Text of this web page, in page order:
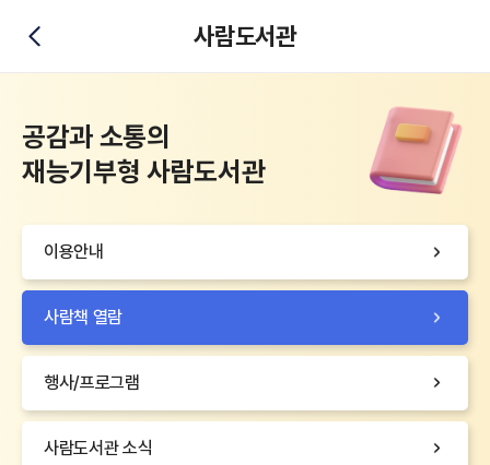
뒤로가기 사람도서관
공감과 소통의
재능기부형 사람도서관
이용안내
사람책 열람
행사/프로그램
사람도서관 소식